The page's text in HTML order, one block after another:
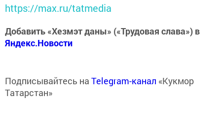
https://max.ru/tatmedia
Добавить «Хезмэт даны» («Трудовая слава») в
Яндекс.Новости
Подписывайтесь на Telegram-канал «Кукмор
Татарстан»